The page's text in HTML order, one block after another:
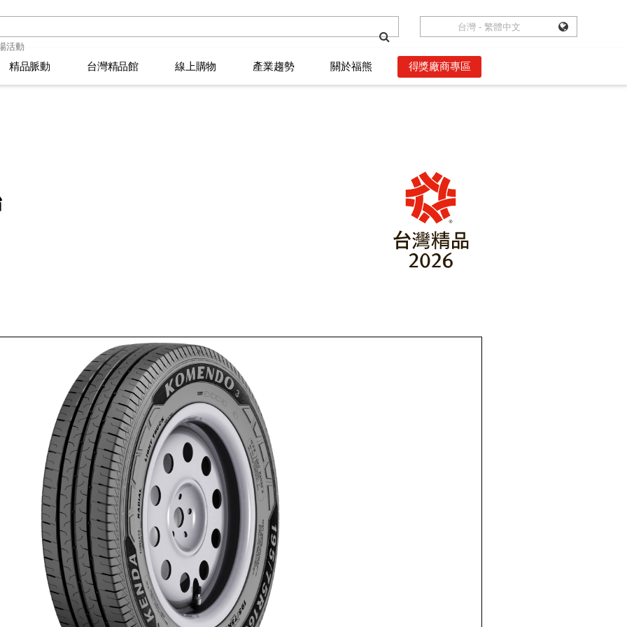
台灣 - 繁體中文
選拔須知 頒獎典禮 獲獎者權益
2026年台灣精品獎得主
精品脈動
臺灣活動 精品專欄 影音頻道
台灣精品館
花筒 創新生活大玩家 366數位語錄
線上購物 產業趨勢
IPSOS 市調報告
關於福熊 得獎廠商專區
台灣 - 繁體中文
選拔須知 頒獎典禮 獲獎者權益
2026年台灣精品獎得主
精品脈動
臺灣活動 精品專欄 影音頻道
台灣精品館
花筒 創新生活大玩家 366數位語錄
線上購物 產業趨勢
IPSOS 市調報告
關於福熊 得獎廠商專區